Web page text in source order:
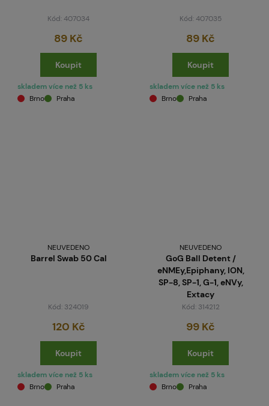
Kód: 407034
89 Kč
Koupit
skladem více než 5 ks
Brno
Praha
Kód: 407035
89 Kč
Koupit
skladem více než 5 ks
Brno
Praha
NEUVEDENO
Barrel Swab 50 Cal
Kód: 324019
120 Kč
Koupit
skladem více než 5 ks
Brno
Praha
NEUVEDENO
GoG Ball Detent /
eNMEy,Epiphany, ION,
SP-8, SP-1, G-1, eNVy,
Extacy
Kód: 314212
99 Kč
Koupit
skladem více než 5 ks
Brno
Praha